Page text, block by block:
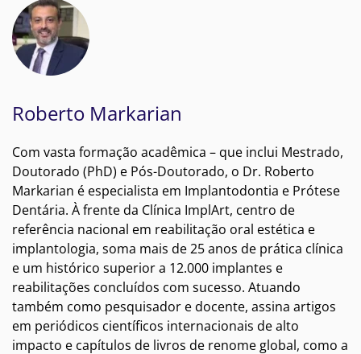
Roberto Markarian
Com vasta formação acadêmica – que inclui Mestrado,
Doutorado (PhD) e Pós-Doutorado, o Dr. Roberto
Markarian é especialista em Implantodontia e Prótese
Dentária. À frente da Clínica ImplArt, centro de
referência nacional em reabilitação oral estética e
implantologia, soma mais de 25 anos de prática clínica
e um histórico superior a 12.000 implantes e
reabilitações concluídos com sucesso. Atuando
também como pesquisador e docente, assina artigos
em periódicos científicos internacionais de alto
impacto e capítulos de livros de renome global, como a